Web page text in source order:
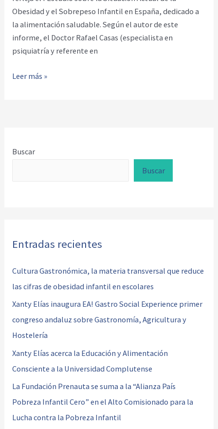
Obesidad y el Sobrepeso Infantil en España, dedicado a
la alimentación saludable. Según el autor de este
informe, el Doctor Rafael Casas (especialista en
psiquiatría y referente en
España,
Leer más »
Buscar
Buscar
Entradas recientes
Cultura Gastronómica, la materia transversal que reduce
las cifras de obesidad infantil en escolares
Xanty Elías inaugura EA! Gastro Social Experience primer
congreso andaluz sobre Gastronomía, Agricultura y
Hostelería
Xanty Elías acerca la Educación y Alimentación
Consciente a la Universidad Complutense
La Fundación Prenauta se suma a la “Alianza País
Pobreza Infantil Cero” en el Alto Comisionado para la
Lucha contra la Pobreza Infantil